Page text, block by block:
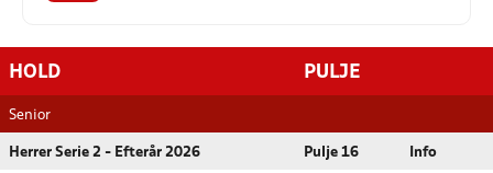
HOLD PULJE
Senior
Herrer Serie 2 - Efterår 2026 Pulje 16 Info